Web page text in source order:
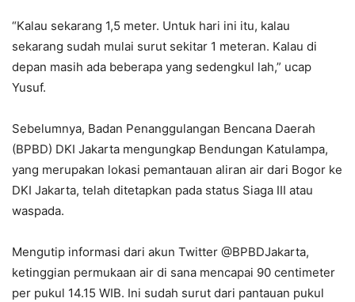
“Kalau sekarang 1,5 meter. Untuk hari ini itu, kalau
sekarang sudah mulai surut sekitar 1 meteran. Kalau di
depan masih ada beberapa yang sedengkul lah,” ucap
Yusuf.
Sebelumnya, Badan Penanggulangan Bencana Daerah
(BPBD) DKI Jakarta mengungkap Bendungan Katulampa,
yang merupakan lokasi pemantauan aliran air dari Bogor ke
DKI Jakarta, telah ditetapkan pada status Siaga III atau
waspada.
Mengutip informasi dari akun Twitter @BPBDJakarta,
ketinggian permukaan air di sana mencapai 90 centimeter
per pukul 14.15 WIB. Ini sudah surut dari pantauan pukul